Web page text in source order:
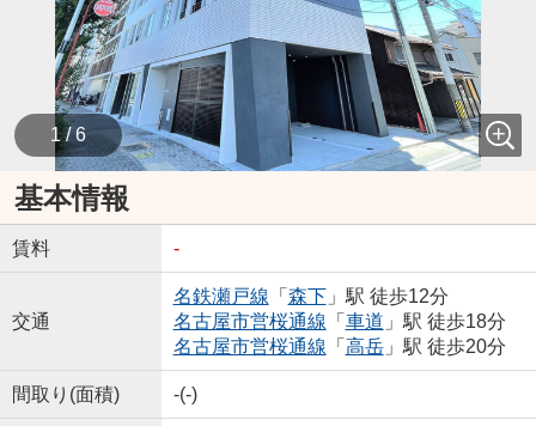
1 / 6
基本情報
賃料 -
交通
名鉄瀬戸線 「 森下」駅 徒歩12分
名古屋市営桜通線 「 車道 」駅 徒歩18分
名古屋市営桜通線 「 高岳」駅 徒歩20分
間取り(面積) -(-)